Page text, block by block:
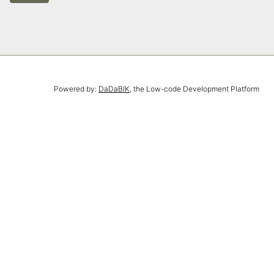
Powered by: DaDaBIK, the Low-code Development Platform